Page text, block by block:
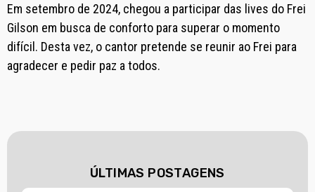
Em setembro de 2024, chegou a participar das lives do Frei
Gilson em busca de conforto para superar o momento
difícil. Desta vez, o cantor pretende se reunir ao Frei para
agradecer e pedir paz a todos.
ÚLTIMAS POSTAGENS